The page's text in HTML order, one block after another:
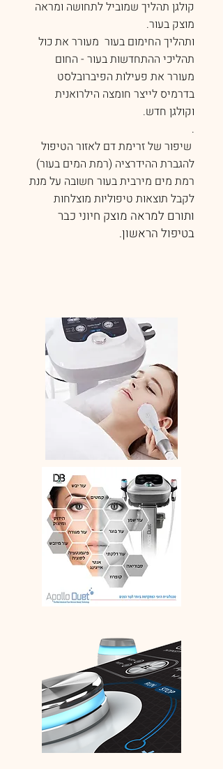
קולגן תהליך שמוביל לתחושה ומראה
מוצק בעור.
ותהליך החימום בעור מעורר את כול
תהליכי ההתחדשות בעור - החום
מעורר את פעילות הפיברובלסט
בדרמיס לייצר חומצה הילרואנית
וקולגן חדש.
.
שיפור של זרימת דם לאזור הטיפול
להגברת ההידרציה (רמת המים בעור)
רמת מים מירבית בעור חשובה על מנת
לקבל תוצאות טיפוליות מוצלחות
ותורם למראה מוצק חיוני כבר
בטיפול הראשון.